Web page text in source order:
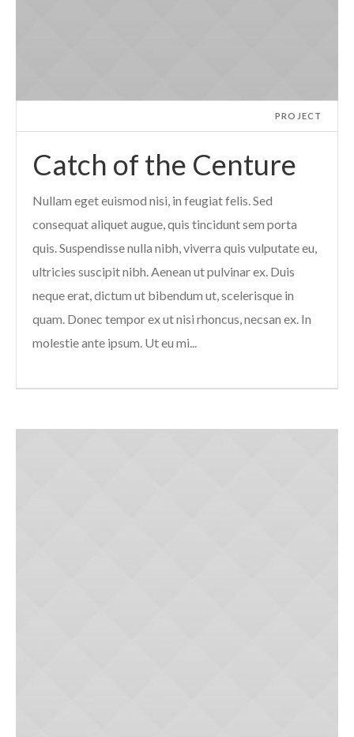
PROJECT
Catch of the Centure
Nullam eget euismod nisi, in feugiat felis. Sed
consequat aliquet augue, quis tincidunt sem porta
quis. Suspendisse nulla nibh, viverra quis vulputate eu,
ultricies suscipit nibh. Aenean ut pulvinar ex. Duis
neque erat, dictum ut bibendum ut, scelerisque in
quam. Donec tempor ex ut nisi rhoncus, necsan ex. In
molestie ante ipsum. Ut eu mi...